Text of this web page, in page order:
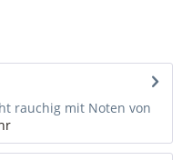
rauchig mit Noten von